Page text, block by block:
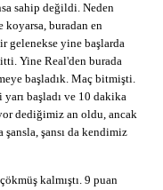
sahip değildi. Neden
koyarsa, buradan en
gelenekse yine başlarda
Yine Real'den burada
başladık. Maç bitmişti.
başladı ve 10 dakika
dediğimiz an oldu, ancak
şansla, şansı da kendimiz
kalmıştı. 9 puan